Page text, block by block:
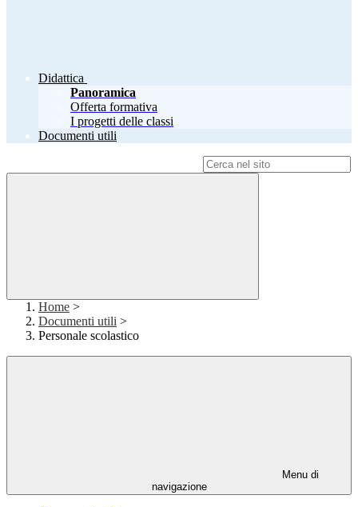
Didattica
Panoramica
Offerta formativa
I progetti delle classi
Documenti utili
Home >
Documenti utili >
Personale scolastico
Menu di
navigazione